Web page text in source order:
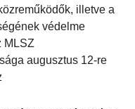
illetve a
védelme
MLSZ
augusztus 12-re